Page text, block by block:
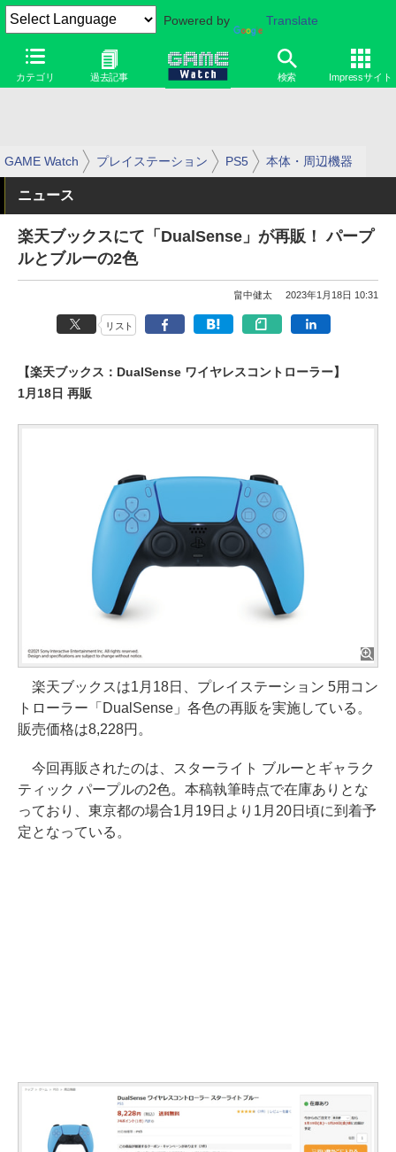
Powered by Translate
カテゴリ 過去記事 検索 Impressサイト
GAME Watch プレイステーション PS5 本体・周辺機器
ニュース
楽天ブックスにて「DualSense」が再販！ パープ
ルとブルーの2色
畠中健太 2023年1月18日 10:31
リスト
【楽天ブックス：DualSense ワイヤレスコントローラー】
1月18日 再販
楽天ブックスは1月18日、プレイステーション 5用コン
トローラー「DualSense」各色の再販を実施している。
販売価格は8,228円。
今回再販されたのは、スターライト ブルーとギャラク
ティック パープルの2色。本稿執筆時点で在庫ありとな
っており、東京都の場合1月19日より1月20日頃に到着予
定となっている。